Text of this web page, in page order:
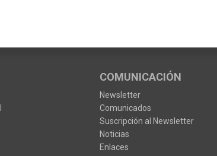
COMUNICACIÓN
Newsletter
Comunicados
Suscripción al Newsletter
Noticias
Enlaces